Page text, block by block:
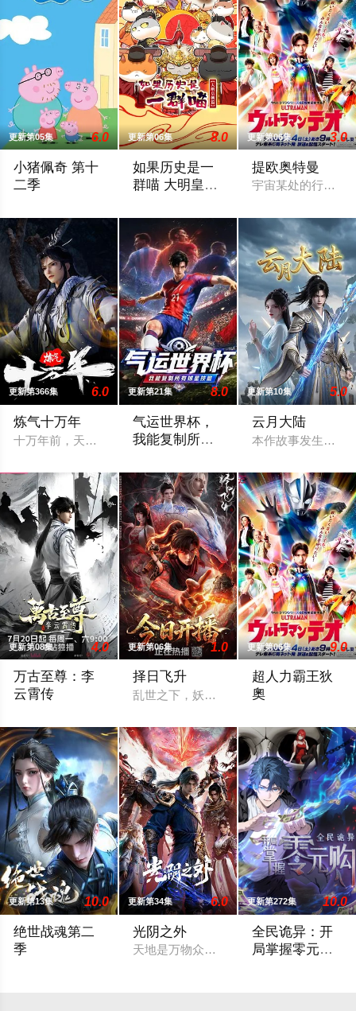
更新第05集 6.0
小猪佩奇 第十
二季
更新第06集 8.0
如果历史是一
群喵 大明皇朝
更新第06集 3.0
提欧奥特曼
宇宙某处的行星
更新第366集 6.0
炼气十万年
十万年前，天岚宗叱咤修真界，宗内弟子皆是天骄，所向披靡
更新第21集 8.0
气运世界杯，
我能复制所有
更新第10集 5.0
云月大陆
本作故事发生在架
更新第08集 4.0
万古至尊：李
云霄传
更新第06集 1.0
择日飞升
乱世之下，妖祟横生，奸佞当道。又值幽
更新第06集 9.0
超人力霸王狄
奧
更新第13集 10.0
绝世战魂第二
季
更新第34集 6.0
光阴之外
天地是万物众生的客舍，光阴是古往今来
更新第272集 10.0
全民诡异：开
局掌握零元购·